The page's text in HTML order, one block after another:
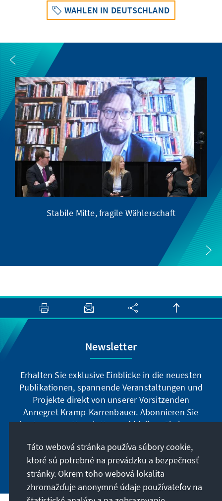
WAHLEN IN DEUTSCHLAND
Stabile Mitte, fragile Wählerschaft
Newsletter
Erhalten Sie exklusive Einblicke in die neuesten
Publikationen, spannende Veranstaltungen und
Projekte direkt von unserer Vorsitzenden
Annegret Kramp-Karrenbauer. Abonnieren Sie
jetzt unseren Newsletter und bleiben Sie immer
Jetzt abonnieren
Táto webová stránka používa súbory cookie,
ktoré sú potrebné na prevádzku a bezpečnosť
stránky. Okrem toho webová lokalita
zhromažďuje anonymné údaje používateľov na